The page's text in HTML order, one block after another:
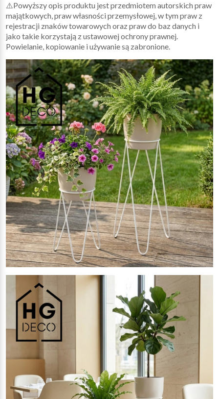
⚠️Powyższy opis produktu jest przedmiotem autorskich praw
majątkowych, praw własności przemysłowej, w tym praw z
rejestracji znaków towarowych oraz praw do baz danych i
jako takie korzystają z ustawowej ochrony prawnej.
Powielanie, kopiowanie i używanie są zabronione.